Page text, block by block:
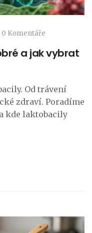
0 Komentáře
a jak vybrat
Od trávení
zdraví. Poradíme
kde laktobacily